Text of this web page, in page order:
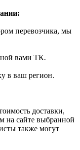
перевозчика, мы
вами ТК.
в ваш регион.
доставки,
на сайте выбранной
также могут